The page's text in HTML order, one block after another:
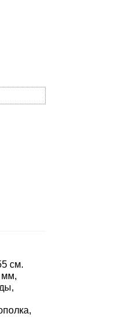
см.
мм,